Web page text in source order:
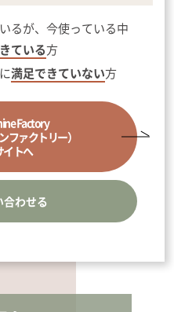
るが、今使っている中
ている方
満足できていない方
Factory
ファクトリー）
イトへ
合わせる